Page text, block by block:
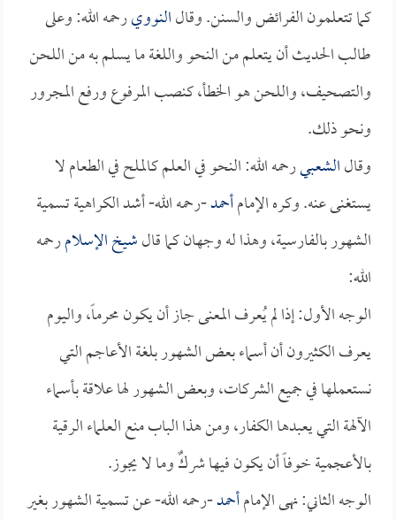
كما تتعلمون الفرائض والسنن. وقالالنوويرحمه الله: وعلى
طالب الحديث أن يتعلم من النحو واللغة ما يسلم به من اللحن
والتصحيف، واللحن هو الخطأ، كنصب المرفوع ورفع المجرور
ونحو ذلك.
وقالالشعبيرحمه الله: النحو في العلم كالملح في الطعام لا
يستغنى عنه. وكره الإمامأحمد-رحمه الله- أشد الكراهية تسمية
الشهور بالفارسية، وهذا له وجهان كما قالشيخ الإسلامرحمه
الله:
الوجه الأول: إذا لم يُعرف المعنى جاز أن يكون محرماً، واليوم
يعرف الكثيرون أن أسماء بعض الشهور بلغة الأعاجم التي
نستعملها في جميع الشركات، وبعض الشهور لها علاقة بأسماء
الآلهة التي يعبدها الكفار، ومن هذا الباب منع العلماء الرقية
بالأعجمية خوفاً أن يكون فيها شركٌ وما لا يجوز.
الوجه الثاني: نهى الإمامأحمد-رحمه الله- عن تسمية الشهور بغير